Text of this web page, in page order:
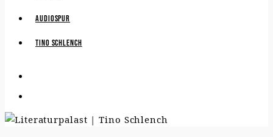
Audiospur
Tino Schlench